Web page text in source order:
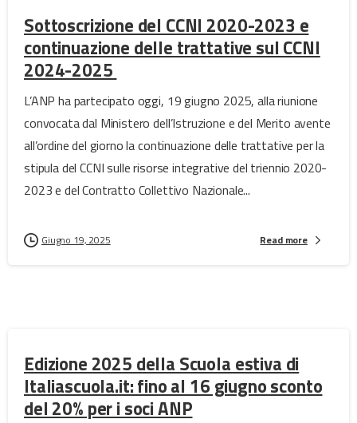
Sottoscrizione del CCNI 2020-2023 e
continuazione delle trattative sul CCNI
2024-2025
L’ANP ha partecipato oggi, 19 giugno 2025, alla riunione
convocata dal Ministero dell’Istruzione e del Merito avente
all’ordine del giorno la continuazione delle trattative per la
stipula del CCNI sulle risorse integrative del triennio 2020-
2023 e del Contratto Collettivo Nazionale...
Giugno 19, 2025 Read more
Edizione 2025 della Scuola estiva di
Italiascuola.it: fino al 16 giugno sconto
del 20% per i soci ANP